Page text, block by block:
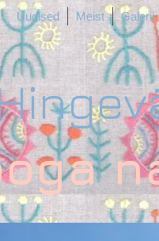
Uudised Meist Galerii